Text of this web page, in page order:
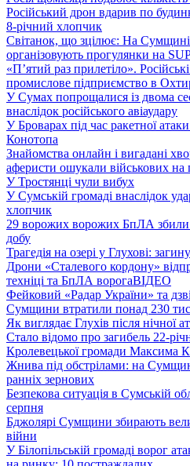
Російський дрон вдарив по
8-річний хлопчик
Світанок, що зцілює: На Сумщині
організовують прогулянки на
«П’ятий раз прилетіло».
промислове підприємство в
У Сумах попрощалися із двома
внаслідок російського авіаудару
У Броварах під час ракетної
Конотопа
Знайомства онлайн і вигадані
аферисти ошукали військових на
У Тростянці чули вибух
У Сумській громаді внаслідок
хлопчик
29 ворожих ворожих БпЛА збили
добу
Трагедія на озері у Глухові:
Дрони «Сталевого кордону»
техніці та БпЛА ворогаВІДЕО
Фейковий «Радар України» та
Сумщини втратили понад 230
Як виглядає Глухів після нічної
Стало відомо про загибель 22-
Кролевецької громади Максима
Жнива під обстрілами: на
ранніх зернових
Безпекова ситуація в Сумській
серпня
Бджолярі Сумщини збирають
війни
У Білопільській громаді ворог